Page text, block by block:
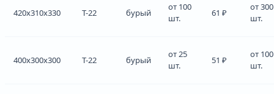
420x310x330 Т-22 бурый
от 100
шт.
61 ₽
от 300
шт.
400x300x300 Т-22 бурый
от 25
шт.
51 ₽
от 100
шт.